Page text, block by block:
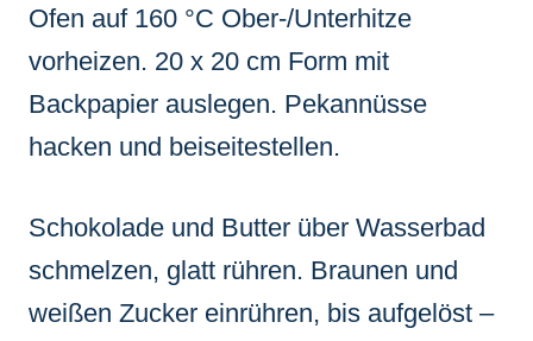
Ofen auf 160 °C Ober-/Unterhitze
vorheizen. 20 x 20 cm Form mit
Backpapier auslegen. Pekannüsse
hacken und beiseitestellen.
Schokolade und Butter über Wasserbad
schmelzen, glatt rühren. Braunen und
weißen Zucker einrühren, bis aufgelöst –